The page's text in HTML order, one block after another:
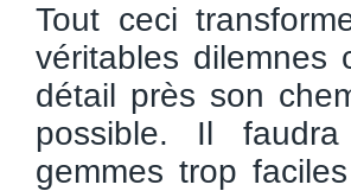
Tout ceci
véritables dilemnes
détail près son
possible. Il
gemmes trop